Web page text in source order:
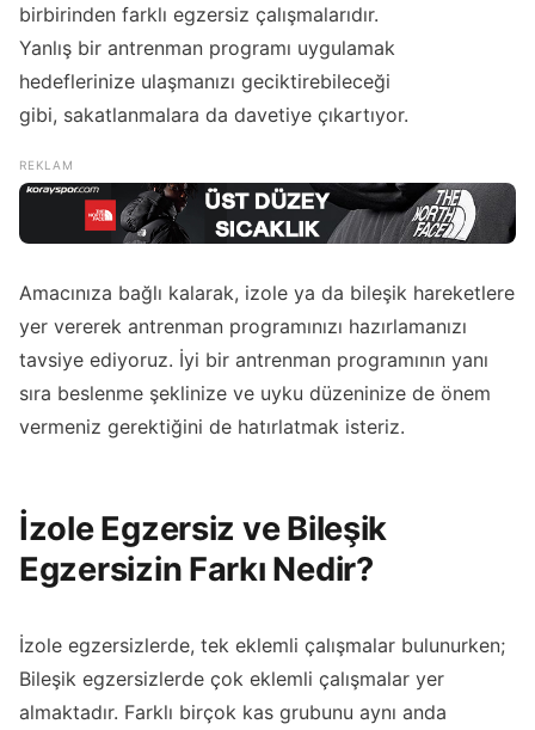
birbirinden farklı egzersiz çalışmalarıdır.
Yanlış bir antrenman programı uygulamak
hedeflerinize ulaşmanızı geciktirebileceği
gibi, sakatlanmalara da davetiye çıkartıyor.
Amacınıza bağlı kalarak, izole ya da bileşik hareketlere
yer vererek antrenman programınızı hazırlamanızı
tavsiye ediyoruz. İyi bir antrenman programının yanı
sıra beslenme şeklinize ve uyku düzeninize de önem
vermeniz gerektiğini de hatırlatmak isteriz.
İzole Egzersiz ve Bileşik
Egzersizin Farkı Nedir?
İzole egzersizlerde, tek eklemli çalışmalar bulunurken;
Bileşik egzersizlerde çok eklemli çalışmalar yer
almaktadır. Farklı birçok kas grubunu aynı anda